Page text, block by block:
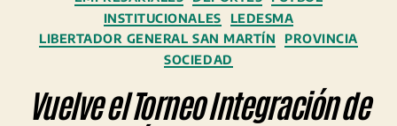
INSTITUCIONALES
LEDESMA
LIBERTADOR GENERAL SAN MARTÍN
PROVINCIA
SOCIEDAD
Vuelve el Torneo Integración de